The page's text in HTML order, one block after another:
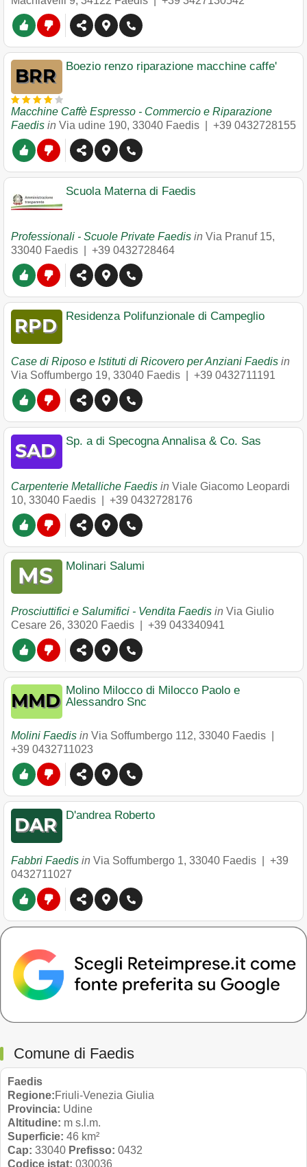
Boezio renzo riparazione macchine caffe'
Macchine Caffè Espresso - Commercio e Riparazione
Faedis in Via udine 190, 33040 Faedis +39 0432728155
Scuola Materna di Faedis
Professionali - Scuole Private Faedis in Via Pranuf 15,
33040 Faedis +39 0432728464
Residenza Polifunzionale di Campeglio
Case di Riposo e Istituti di Ricovero per Anziani Faedis in
Via Soffumbergo 19, 33040 Faedis +39 0432711191
Sp. a di Specogna Annalisa & Co. Sas
Carpenterie Metalliche Faedis in Viale Giacomo Leopardi
10, 33040 Faedis +39 0432728176
Molinari Salumi
Prosciuttifici e Salumifici - Vendita Faedis in Via Giulio
Cesare 26, 33020 Faedis +39 043340941
Molino Milocco di Milocco Paolo e
Alessandro Snc
Molini Faedis in Via Soffumbergo 112, 33040 Faedis
+39 0432711023
D'andrea Roberto
Fabbri Faedis in Via Soffumbergo 1, 33040 Faedis
+39
0432711027
Comune di Faedis
Faedis
Regione:Friuli-Venezia Giulia
Provincia: Udine
Altitudine: m s.l.m.
Superficie: 46 km²
Cap: 33040 Prefisso: 0432
Codice istat: 030036